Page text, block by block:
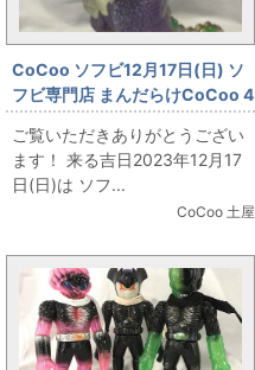
CoCoo ソフビ12月17日(日) ソ
フビ専門店 まんだらけCoCoo 4
周年記念 「Ｍ1号 ゴルゴ 色彩サ
ンプル版」
ご覧いただきありがとうござい
ます！ 来る吉日2023年12月17
日(日)は ソフ...
CoCoo 土屋